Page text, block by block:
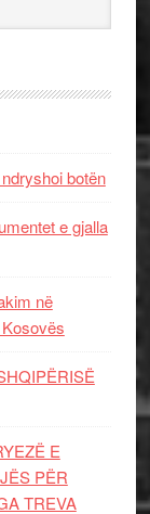
botën
e gjalla
në
E
PËR
TREVA